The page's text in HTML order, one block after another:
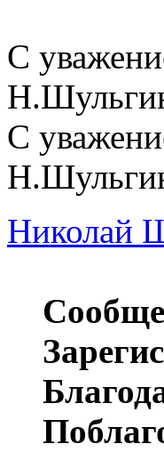
С
С
Николай